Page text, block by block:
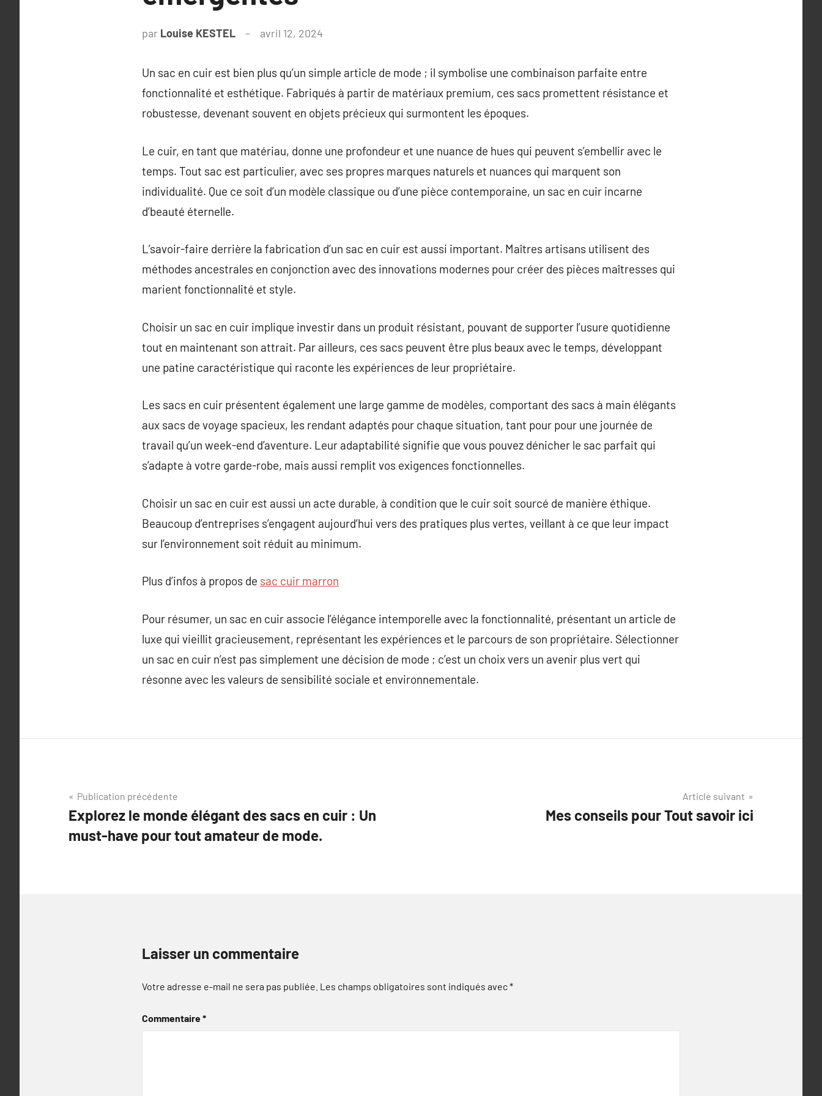
par Louise KESTEL avril 12, 2024
Un sac en cuir est bien plus qu’un simple article de mode ; il symbolise une combinaison parfaite entre
fonctionnalité et esthétique. Fabriqués à partir de matériaux premium, ces sacs promettent résistance et
robustesse, devenant souvent en objets précieux qui surmontent les époques.
Le cuir, en tant que matériau, donne une profondeur et une nuance de hues qui peuvent s’embellir avec le
temps. Tout sac est particulier, avec ses propres marques naturels et nuances qui marquent son
individualité. Que ce soit d’un modèle classique ou d’une pièce contemporaine, un sac en cuir incarne
d’beauté éternelle.
L’savoir-faire derrière la fabrication d’un sac en cuir est aussi important. Maîtres artisans utilisent des
méthodes ancestrales en conjonction avec des innovations modernes pour créer des pièces maîtresses qui
marient fonctionnalité et style.
Choisir un sac en cuir implique investir dans un produit résistant, pouvant de supporter l’usure quotidienne
tout en maintenant son attrait. Par ailleurs, ces sacs peuvent être plus beaux avec le temps, développant
une patine caractéristique qui raconte les expériences de leur propriétaire.
Les sacs en cuir présentent également une large gamme de modèles, comportant des sacs à main élégants
aux sacs de voyage spacieux, les rendant adaptés pour chaque situation, tant pour pour une journée de
travail qu’un week-end d’aventure. Leur adaptabilité signifie que vous pouvez dénicher le sac parfait qui
s’adapte à votre garde-robe, mais aussi remplit vos exigences fonctionnelles.
Choisir un sac en cuir est aussi un acte durable, à condition que le cuir soit sourcé de manière éthique.
Beaucoup d’entreprises s’engagent aujourd’hui vers des pratiques plus vertes, veillant à ce que leur impact
sur l’environnement soit réduit au minimum.
Plus d’infos à propos de sac cuir marron
Pour résumer, un sac en cuir associe l’élégance intemporelle avec la fonctionnalité, présentant un article de
luxe qui vieillit gracieusement, représentant les expériences et le parcours de son propriétaire. Sélectionner
un sac en cuir n’est pas simplement une décision de mode ; c’est un choix vers un avenir plus vert qui
résonne avec les valeurs de sensibilité sociale et environnementale.
Navigation
de
l’article
Publication précédente
Explorez le monde élégant des sacs en cuir : Un
must-have pour tout amateur de mode.
Article suivant
Mes conseils pour Tout savoir ici
Laisser un commentaire
Votre adresse e-mail ne sera pas publiée. Les champs obligatoires sont indiqués avec*
Commentaire*